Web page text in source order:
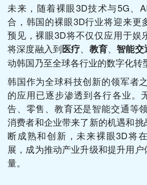
未来，随着裸眼3D技术与5G、
合，韩国的裸眼3D行业将迎来更
预见，裸眼3D将不仅仅应用于娱
将深度融入到医疗、 教育、智能交
动韩国乃至全球各行业的数字化转
韩国作为全球科技创新的领军者
的应用已逐步渗透到各行各业。
告、零售、教育还是智能交通等
消费者和企业带来了新的机遇和
断成熟和创新，未来裸眼3D将
展，成为推动产业升级和提升用
量。